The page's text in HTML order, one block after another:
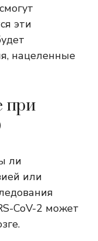
эти
нацеленные
при
ли
или
CoV-2 может